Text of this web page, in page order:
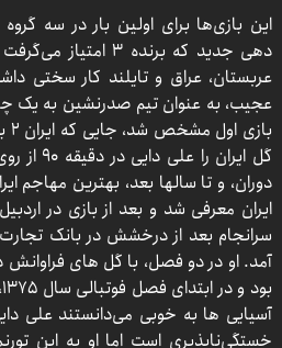
این بازی‌ها برای اولین بار در سه
دهی جدید که برنده ۳
عربستان، عراق و تایلند کار سختی
عجیب، به عنوان تیم صدرنشین به یک
گل ایران
دوران، و تا سالها بعد، بهترین مهاجم
ایران معرفی شد و بعد از بازی در
آمد. او در دو فصل، با گل های فراوانش
آسیایی ها به خوبی می‌دانستند علی
خستگی‌ناپذیری است اما او به این